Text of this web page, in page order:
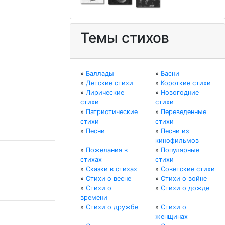
Темы стихов
» Баллады » Басни
» Детские стихи » Короткие стихи
» Лирические
стихи
» Новогодние
стихи
» Патриотические
стихи
» Переведенные
стихи
» Песни » Песни из
кинофильмов
» Пожелания в
стихах
» Популярные
стихи
» Сказки в стихах » Советские стихи
» Стихи о весне » Стихи о войне
» Стихи о
времени
» Стихи о дожде
» Стихи о дружбе » Стихи о
женщинах